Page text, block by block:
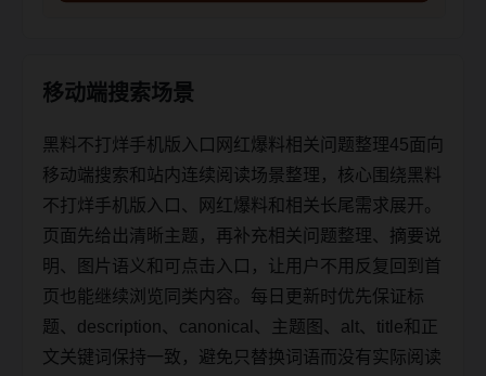
移动端搜索场景
黑料不打烊手机版入口网红爆料相关问题整理45面向
移动端搜索和站内连续阅读场景整理，核心围绕黑料
不打烊手机版入口、网红爆料和相关长尾需求展开。
页面先给出清晰主题，再补充相关问题整理、摘要说
明、图片语义和可点击入口，让用户不用反复回到首
页也能继续浏览同类内容。每日更新时优先保证标
题、description、canonical、主题图、alt、title和正
文关键词保持一致，避免只替换词语而没有实际阅读